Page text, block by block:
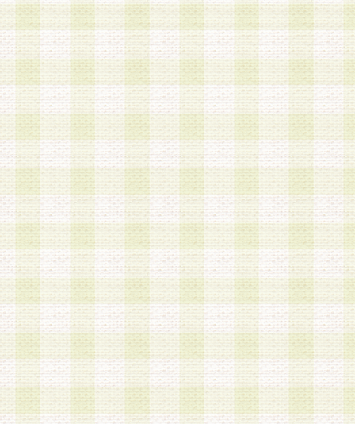
づき選定した委託業者に対して当社の責任におい
できるものとします。な お、当社は、当該委託
契約を締結しこれを遵守させるとともに、本規約
の注意をもって当該情報を使用させるものとし ま
a.本サービスに係る謝礼、景品、調査サンプル品
b.会員からの電話、メール等の問い合わせなどへ
c.モバイルリサーチ、またはグループ形式による
実施もしくは運営
d.その他これらに付随する業務
4.会員は、住所、電話番号その他の登録情報につ
合は、速やかに当社所定の変更手続きを行うもの
5.当社は、必要と認めた場合、会員に対して、電
手段により登録情報の対象者が会員登録者本人で
の内容が正確であること、アンケートの回答内容
うことができるものとます。
6.会員は、会員登録後当社が定期的に行う登録情
して、当社指定の期間内に更新手続きを行うもの
該期間内に更新手続きを行わない場合、その時点
発行したポイントは失効されるものとします。